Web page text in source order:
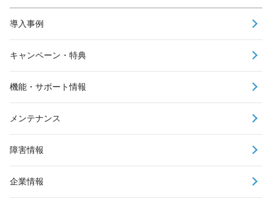
導入事例
キャンペーン・特典
機能・サポート情報
メンテナンス
障害情報
企業情報